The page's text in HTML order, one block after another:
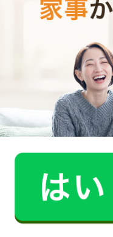
イン
門真市で働く
家事代行キャ
お客様がほっとできる
いただけたらと思って